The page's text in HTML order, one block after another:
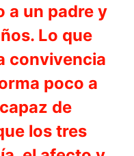
a un padre y
Lo que
convivencia
poco a
de
los tres